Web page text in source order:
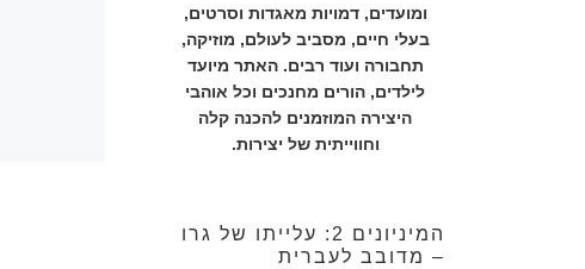
ומועדים, דמויות מאגדות וסרטים,
בעלי חיים, מסביב לעולם, מוזיקה,
תחבורה ועוד רבים. האתר מיועד
לילדים, הורים מחנכים וכל אוהבי
היצירה המוזמנים להכנה קלה
וחווייתית של יצירות.
המיניונים 2: עלייתו של גרו
– מדובב לעברית